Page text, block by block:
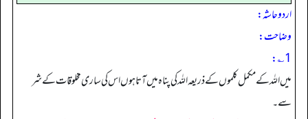
اردو حاشہ:
وضاحت:
1؎:
میں اللہ کے مکمل کلموں کے ذریعہ اللہ کی پناہ میں آتا ہوں اس کی ساری مخلوقات کے شر
سے۔